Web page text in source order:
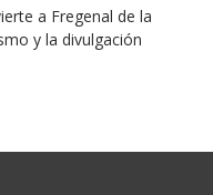
a Fregenal de la
y la divulgación